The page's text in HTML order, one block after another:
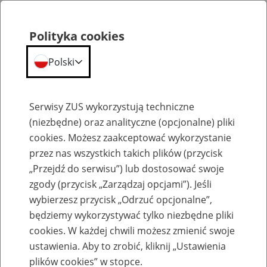
Dofinansowanie działań płatnika składek na poprawę bezpieczeństwa i higieny pracy
Dofinansowanie działań płatnika
składek na poprawę
Polityka cookies
Polski
Serwisy ZUS wykorzystują techniczne
(niezbędne) oraz analityczne (opcjonalne) pliki
cookies. Możesz zaakceptować wykorzystanie
przez nas wszystkich takich plików (przycisk
„Przejdź do serwisu”) lub dostosować swoje
zgody (przycisk „Zarządzaj opcjami”). Jeśli
wybierzesz przycisk „Odrzuć opcjonalne”,
będziemy wykorzystywać tylko niezbędne pliki
cookies. W każdej chwili możesz zmienić swoje
ustawienia. Aby to zrobić, kliknij „Ustawienia
plików cookies” w stopce.